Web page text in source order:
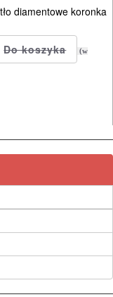
diamentowe koronka
(w